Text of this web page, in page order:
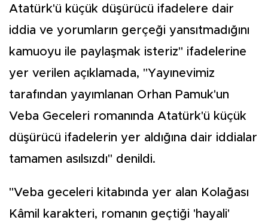
Atatürk'ü küçük düşürücü ifadelere dair
iddia ve yorumların gerçeği yansıtmadığını
kamuoyu ile paylaşmak isteriz" ifadelerine
yer verilen açıklamada, "Yayınevimiz
tarafından yayımlanan Orhan Pamuk'un
Veba Geceleri romanında Atatürk'ü küçük
düşürücü ifadelerin yer aldığına dair iddialar
tamamen asılsızdı" denildi.
"Veba geceleri kitabında yer alan Kolağası
Kâmil karakteri, romanın geçtiği 'hayali'